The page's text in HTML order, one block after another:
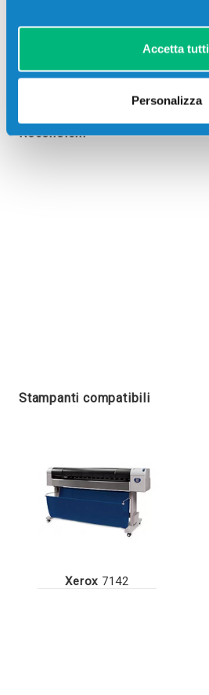
Accetta tutti
Personalizza
Recensioni
Stampanti compatibili
Xerox 7142